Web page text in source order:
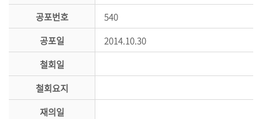
공포번호
540
공포일
2014.10.30
철회일
철회요지
재의일